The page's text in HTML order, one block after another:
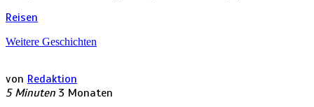
Reisen
Weitere Geschichten
von Redaktion
5 Minuten 3 Monaten